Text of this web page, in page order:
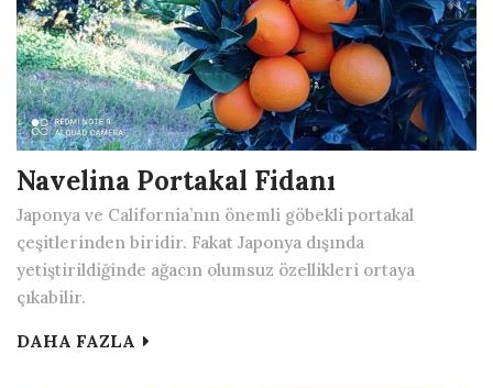
Navelina Portakal Fidanı
Japonya ve California’nın önemli göbekli portakal
çeşitlerinden biridir. Fakat Japonya dışında
yetiştirildiğinde ağacın olumsuz özellikleri ortaya
çıkabilir.
DAHA FAZLA